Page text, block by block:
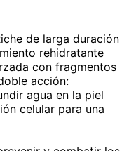
de larga duración
rehidratante
con fragmentos
acción:
agua en la piel
celular para una